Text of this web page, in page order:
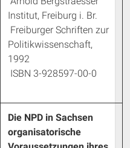
Institut, Freiburg i. Br.
Freiburger Schriften zur
Politikwissenschaft,
1992
ISBN 3-928597-00-0
Die NPD in Sachsen
organisatorische